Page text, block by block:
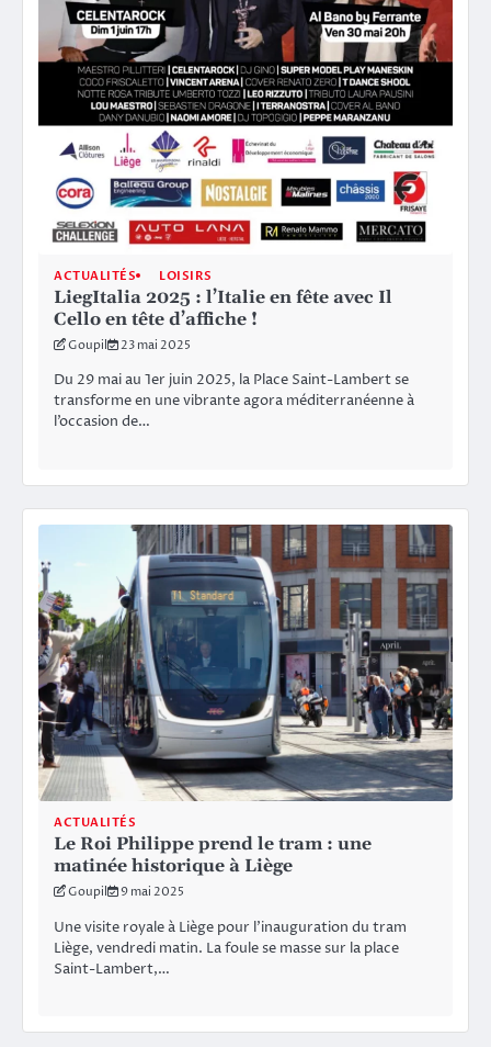
ACTUALITÉS LOISIRS
LiegItalia 2025 : l’Italie en fête avec Il
Cello en tête d’affiche !
Goupil 23 mai 2025
Du 29 mai au 1er juin 2025, la Place Saint-Lambert se
transforme en une vibrante agora méditerranéenne à
l’occasion de…
ACTUALITÉS
Le Roi Philippe prend le tram : une
matinée historique à Liège
Goupil 9 mai 2025
Une visite royale à Liège pour l’inauguration du tram
Liège, vendredi matin. La foule se masse sur la place
Saint-Lambert,…